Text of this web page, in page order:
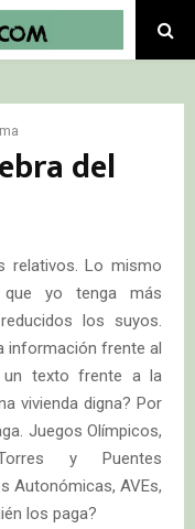
del
relativos. Lo mismo
yo tenga más
los suyos.
información frente al
texto frente a la
vivienda digna? Por
Juegos Olímpicos,
Torres y Puentes
Autonómicas, AVEs,
los paga?